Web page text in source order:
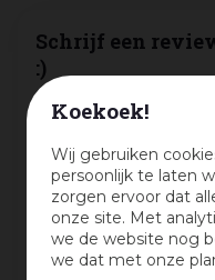
Koekoek!
Wij gebruiken
persoonlijk te laten
zorgen ervoor dat
onze site. Met
we de website nog
we dat met onze
Schrijf een
:)
Deel jouw
Beoordeling:*
Mijn ervaring in één